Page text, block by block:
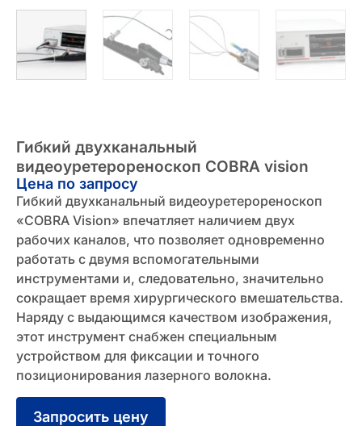
Гибкий двухканальный
видеоуретерореноскоп COBRA vision
Цена по запросу
Гибкий двухканальный видеоуретерореноскоп
«COBRA Vision» впечатляет наличием двух
рабочих каналов, что позволяет одновременно
работать с двумя вспомогательными
инструментами и, следовательно, значительно
сокращает время хирургического вмешательства.
Наряду с выдающимся качеством изображения,
этот инструмент снабжен специальным
устройством для фиксации и точного
позиционирования лазерного волокна.
Запросить цену